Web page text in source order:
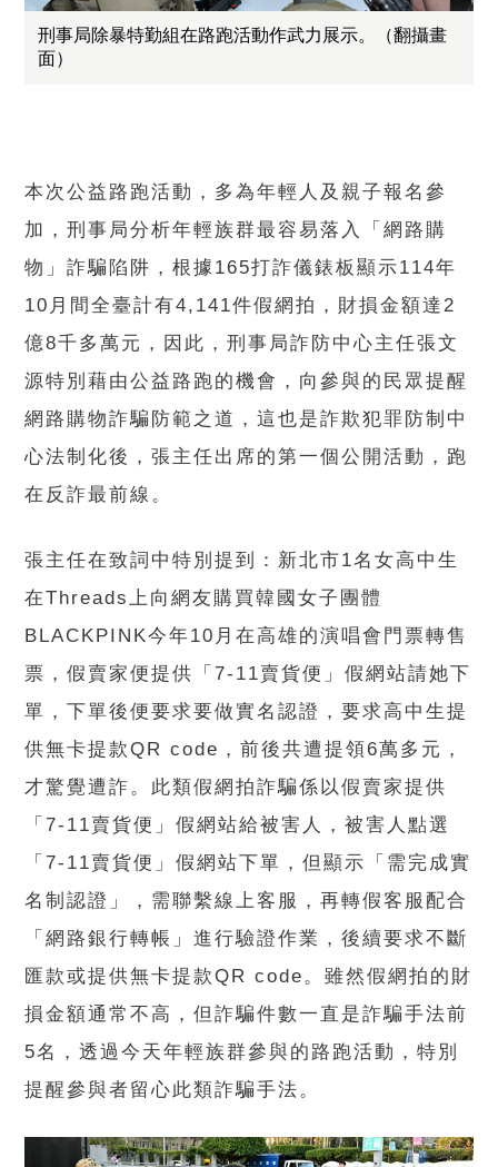
刑事局除暴特勤組在路跑活動作武力展示。（翻攝畫
面）
本次公益路跑活動，多為年輕人及親子報名參
加，刑事局分析年輕族群最容易落入「網路購
物」詐騙陷阱，根據165打詐儀錶板顯示114年
10月間全臺計有4,141件假網拍，財損金額達2
億8千多萬元，因此，刑事局詐防中心主任張文
源特別藉由公益路跑的機會，向參與的民眾提醒
網路購物詐騙防範之道，這也是詐欺犯罪防制中
心法制化後，張主任出席的第一個公開活動，跑
在反詐最前線。
張主任在致詞中特別提到：新北市1名女高中生
在Threads上向網友購買韓國女子團體
BLACKPINK今年10月在高雄的演唱會門票轉售
票，假賣家便提供「7-11賣貨便」假網站請她下
單，下單後便要求要做實名認證，要求高中生提
供無卡提款QR code，前後共遭提領6萬多元，
才驚覺遭詐。此類假網拍詐騙係以假賣家提供
「7-11賣貨便」假網站給被害人，被害人點選
「7-11賣貨便」假網站下單，但顯示「需完成實
名制認證」，需聯繫線上客服，再轉假客服配合
「網路銀行轉帳」進行驗證作業，後續要求不斷
匯款或提供無卡提款QR code。雖然假網拍的財
損金額通常不高，但詐騙件數一直是詐騙手法前
5名，透過今天年輕族群參與的路跑活動，特別
提醒參與者留心此類詐騙手法。